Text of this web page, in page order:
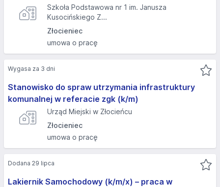
Szkoła Podstawowa nr 1 im. Janusza
Kusocińskiego Z...
Złocieniec
umowa o pracę
Stanowisko do spraw utrzymania infrastruktury
komunalnej w referacie zgk (k/m)
Urząd Miejski w Złocieńcu
Złocieniec
umowa o pracę
Wygasa za 3 dni
Lakiernik Samochodowy (k/m/x) – praca w
Dodana 29 lipca